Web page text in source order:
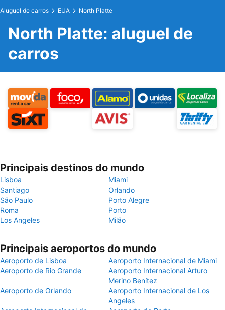
Aluguel de carros EUA North Platte
North Platte: aluguel de
carros
Principais destinos do mundo
Lisboa
Miami
Santiago
Orlando
São Paulo
Porto Alegre
Roma
Porto
Los Angeles
Milão
Principais aeroportos do mundo
Aeroporto de Lisboa
Aeroporto Internacional de Miami
Aeroporto de Rio Grande
Aeroporto Internacional Arturo
Merino Benítez
Aeroporto de Orlando
Aeroporto Internacional de Los
Angeles